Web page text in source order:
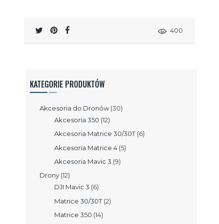
400
KATEGORIE PRODUKTÓW
Akcesoria do Dronów (30)
Akcesoria 350 (12)
Akcesoria Matrice 30/30T (6)
Akcesoria Matrice 4 (5)
Akcesoria Mavic 3 (9)
Drony (12)
DJI Mavic 3 (6)
Matrice 30/30T (2)
Matrice 350 (14)